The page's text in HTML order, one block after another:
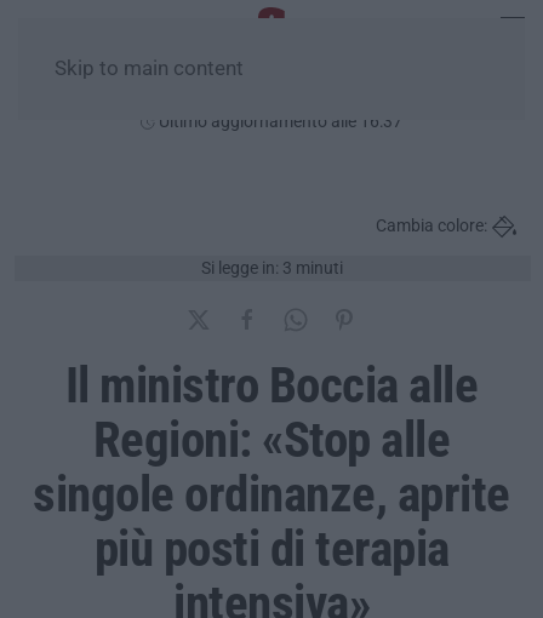
Skip to main content
Ultimo aggiornamento alle 16:37
Si legge in: 3 minuti
Cambia colore:
Il ministro Boccia alle
Regioni: «Stop alle
singole ordinanze, aprite
più posti di terapia
intensiva»